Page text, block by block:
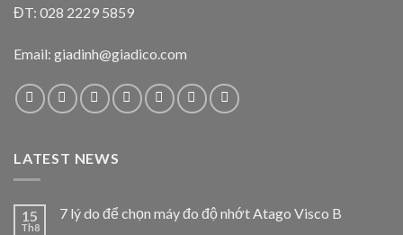
ĐT: 028 2229 5859
Email: giadinh@giadico.com
LATEST NEWS
15
Th8
7 lý do để chọn máy đo độ nhớt Atago Visco B